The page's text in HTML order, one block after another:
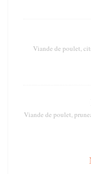
Viande de poulet,
Viande de poulet,